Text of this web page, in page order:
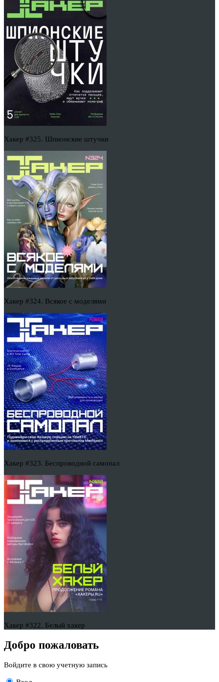
Хакер #325. Шпионские штучки
Хакер #324. Всякое с моделями
Хакер #323. Беспроводной самопал
Хакер #322. Белый хакер
Добро пожаловать
Войдите в свою учетную запись